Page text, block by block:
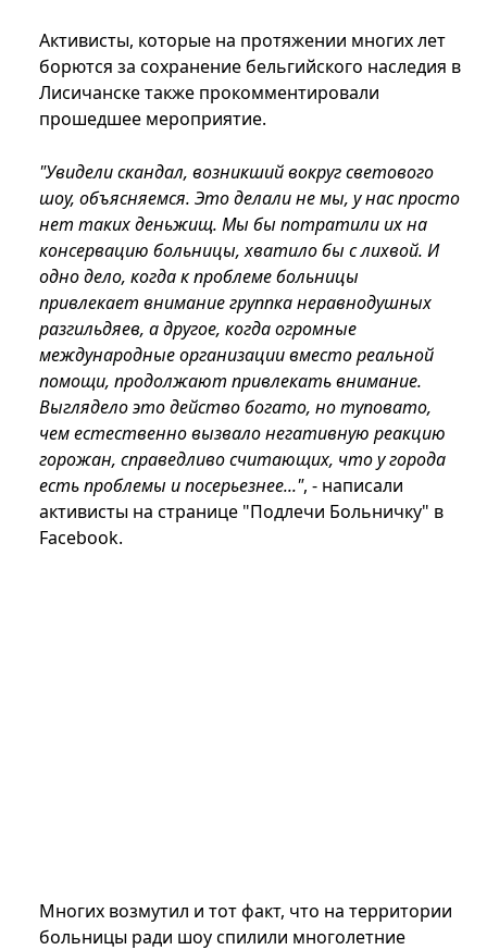
Активисты, которые на протяжении многих лет
борются за сохранение бельгийского наследия в
Лисичанске также прокомментировали
прошедшее мероприятие.
"Увидели скандал, возникший вокруг светового
шоу, объясняемся. Это делали не мы, у нас просто
нет таких деньжищ. Мы бы потратили их на
консервацию больницы, хватило бы с лихвой. И
одно дело, когда к проблеме больницы
привлекает внимание группка неравнодушных
разгильдяев, а другое, когда огромные
международные организации вместо реальной
помощи, продолжают привлекать внимание.
Выглядело это действо богато, но туповато,
чем естественно вызвало негативную реакцию
горожан, справедливо считающих, что у города
есть проблемы и посерьезнее...", - написали
активисты на странице "Подлечи Больничку" в
Facebook.
Многих возмутил и тот факт, что на территории
больницы ради шоу спилили многолетние